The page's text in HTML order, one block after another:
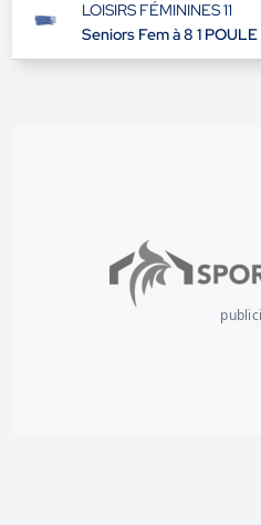
VETERANS A 8 1 POULE B
LOISIRS FÉMININES 11